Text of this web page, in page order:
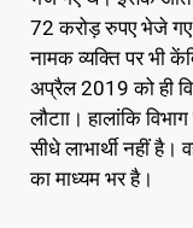
72 करोड़ रुपए भेजे
नामक व्यक्ति पर भी
अप्रैल 2019 को ही
लौटाा। हालांकि
सीधे लाभार्थी नहीं
का माध्यम भर है।